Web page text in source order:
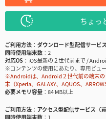
ちょっ
ご利用方法
ダウンロード型配信サービ
同時使用端末数
2
対応OS
iOS最新の２世代前まで /
※コンテンツの使用にあたり、専用ビュ
※Androidは、Android２世代前の端末の
末（Xperia、GALAXY、AQUOS、
必要メモリ容量
84 MB以上
ご利用方法
アクセス型配信サービス（買
同時使用端末数
1